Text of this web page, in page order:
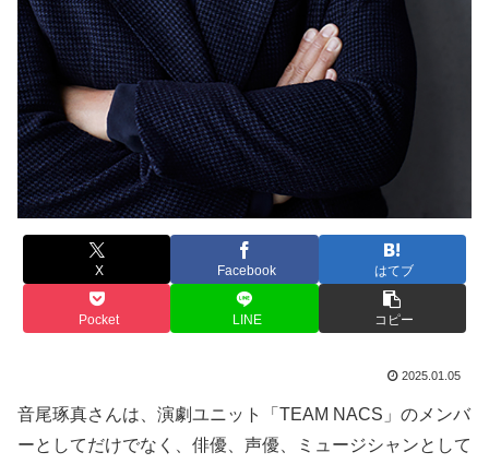
X Facebook はてブ
Pocket LINE コピー
2025.01.05
音尾琢真さんは、演劇ユニット「TEAM NACS」のメンバ
ーとしてだけでなく、俳優、声優、ミュージシャンとして